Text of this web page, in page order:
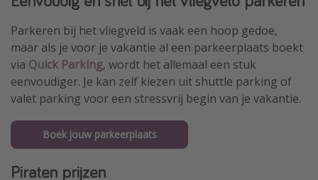
Parkeren bij het vliegveld is vaak een hoop gedoe,
maar als je voor je vakantie al een parkeerplaats boekt
via Quick Parking, wordt het allemaal een stuk
eenvoudiger. Je kan zelf kiezen uit shuttle parking of
valet parking voor een stressvrij begin van je vakantie.
Boek jouw parkeerplaats
Piraten prijzen